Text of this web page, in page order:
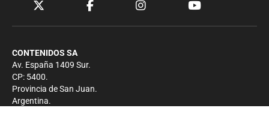
CONTENIDOS SA
Av. España 1409 Sur.
CP: 5400.
Provincia de San Juan.
Argentina.